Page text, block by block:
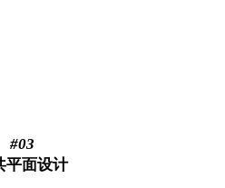
#03
平面设计